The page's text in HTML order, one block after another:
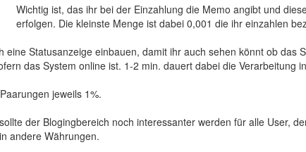
Wichtig ist, das ihr bei der Einzahlung die Memo angibt und
erfolgen. Die kleinste Menge ist dabei 0,001 die ihr einzahlen
Statusanzeige einbauen, damit ihr auch sehen könnt ob das
das System online ist. 1-2 min. dauert dabei die Verarbeitung
jeweils 1%.
der Blogingbereich noch interessanter werden für alle User,
andere Währungen.